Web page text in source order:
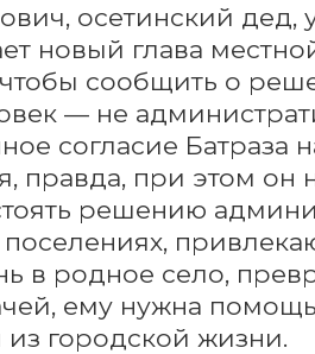
осетинский дед,
новый глава
сообщить о
— не
согласие Батраза
правда, при этом он
решению
поселениях,
в родное село,
ему нужна
из городской жизни.